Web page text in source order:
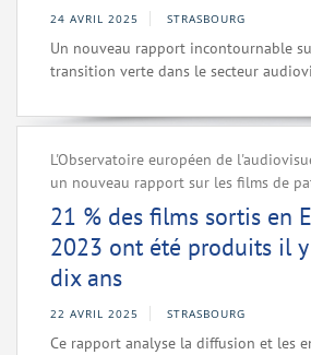
24 AVRIL 2025 STRASBOURG
Un nouveau rapport incontournable
transition verte dans le secteur
L'Observatoire européen de
un nouveau rapport sur les films de
21 % des films sortis en
2023 ont été produits il
dix ans
22 AVRIL 2025 STRASBOURG
Ce rapport analyse la diffusion et les